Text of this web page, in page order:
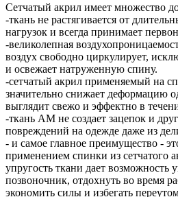
Сетчатый акрил имеет множество
-ткань не растягивается от
нагрузок и всегда принимает
-великолепная
воздух свободно циркулирует,
и освежает натруженную спину.
-сетчатый акрил применяемый на
значительно снижает деформацию
выглядит свежо и эффектно в
-ткань АМ не создает зацепок и
повреждений на одежде даже из
- и самое главное преимущество -
применением спинки из сетчатого
упругость ткани дает возможность
позвоночник, отдохнуть во время
экономить силы и избегать